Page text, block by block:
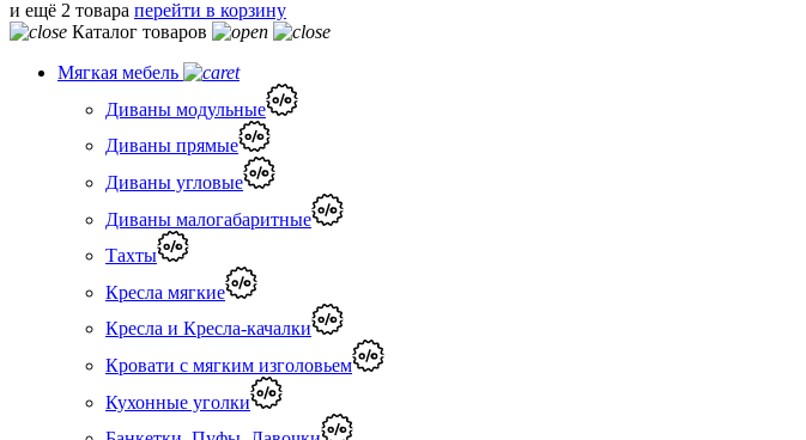
и ещё 2 товара перейти в корзину
Каталог товаров
Мягкая мебель
Диваны модульные
Диваны прямые
Диваны угловые
Диваны малогабаритные
Тахты
Кресла мягкие
Кресла и Кресла-качалки
Кровати с мягким изголовьем
Кухонные уголки